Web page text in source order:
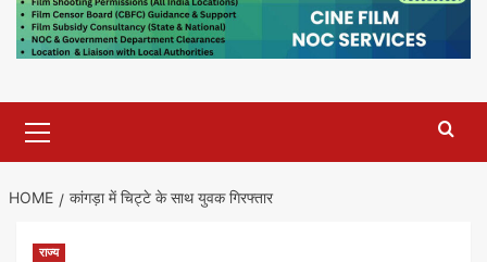
Menu
HOME कांगड़ा में चिट्टे के साथ युवक गिरफ्तार
राज्य